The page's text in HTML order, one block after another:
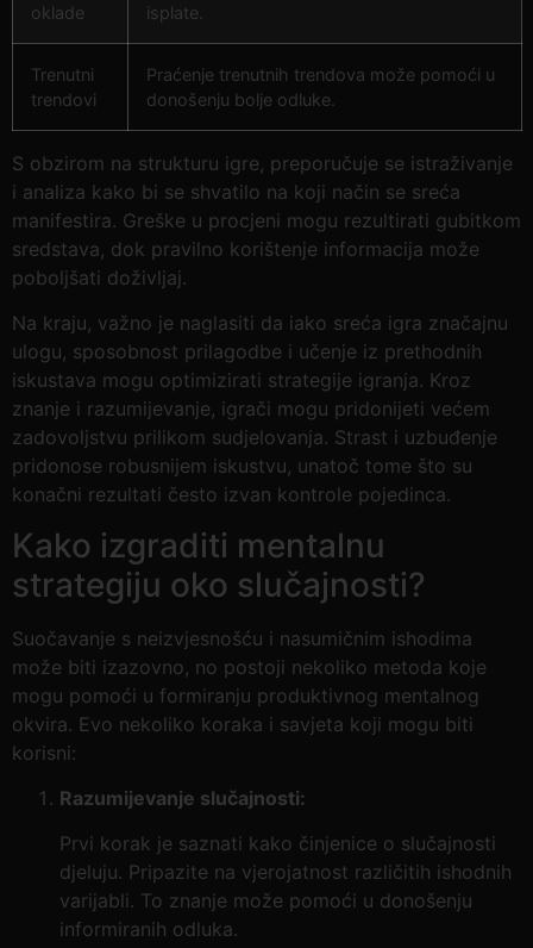
oklade isplate.
Trenutni
trendovi
Praćenje trenutnih trendova može pomoći u
donošenju bolje odluke.
S obzirom na strukturu igre, preporučuje se istraživanje
i analiza kako bi se shvatilo na koji način se sreća
manifestira. Greške u procjeni mogu rezultirati gubitkom
sredstava, dok pravilno korištenje informacija može
poboljšati doživljaj.
Na kraju, važno je naglasiti da iako sreća igra značajnu
ulogu, sposobnost prilagodbe i učenje iz prethodnih
iskustava mogu optimizirati strategije igranja. Kroz
znanje i razumijevanje, igrači mogu pridonijeti većem
zadovoljstvu prilikom sudjelovanja. Strast i uzbuđenje
pridonose robusnijem iskustvu, unatoč tome što su
konačni rezultati često izvan kontrole pojedinca.
Kako izgraditi mentalnu
strategiju oko slučajnosti?
Suočavanje s neizvjesnošću i nasumičnim ishodima
može biti izazovno, no postoji nekoliko metoda koje
mogu pomoći u formiranju produktivnog mentalnog
okvira. Evo nekoliko koraka i savjeta koji mogu biti
korisni:
Razumijevanje slučajnosti:
Prvi korak je saznati kako činjenice o slučajnosti
djeluju. Pripazite na vjerojatnost različitih ishodnih
varijabli. To znanje može pomoći u donošenju
informiranih odluka.